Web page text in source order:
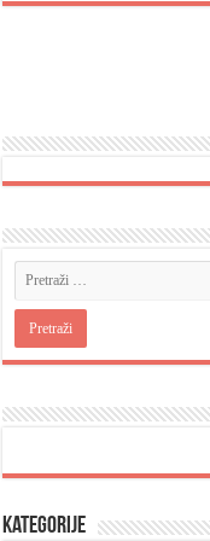
Kategorije